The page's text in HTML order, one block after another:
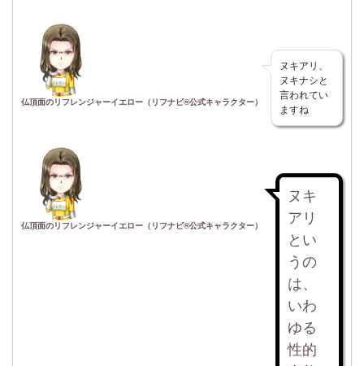
仏頂面のリフレンジャーイエロー（リフナビ®公式キャラクター）
ヌキアリ、
ヌキナシと
言われてい
ますね
仏頂面のリフレンジャーイエロー（リフナビ®公式キャラクター）
ヌキ
アリ
とい
うの
は、
いわ
ゆる
性的